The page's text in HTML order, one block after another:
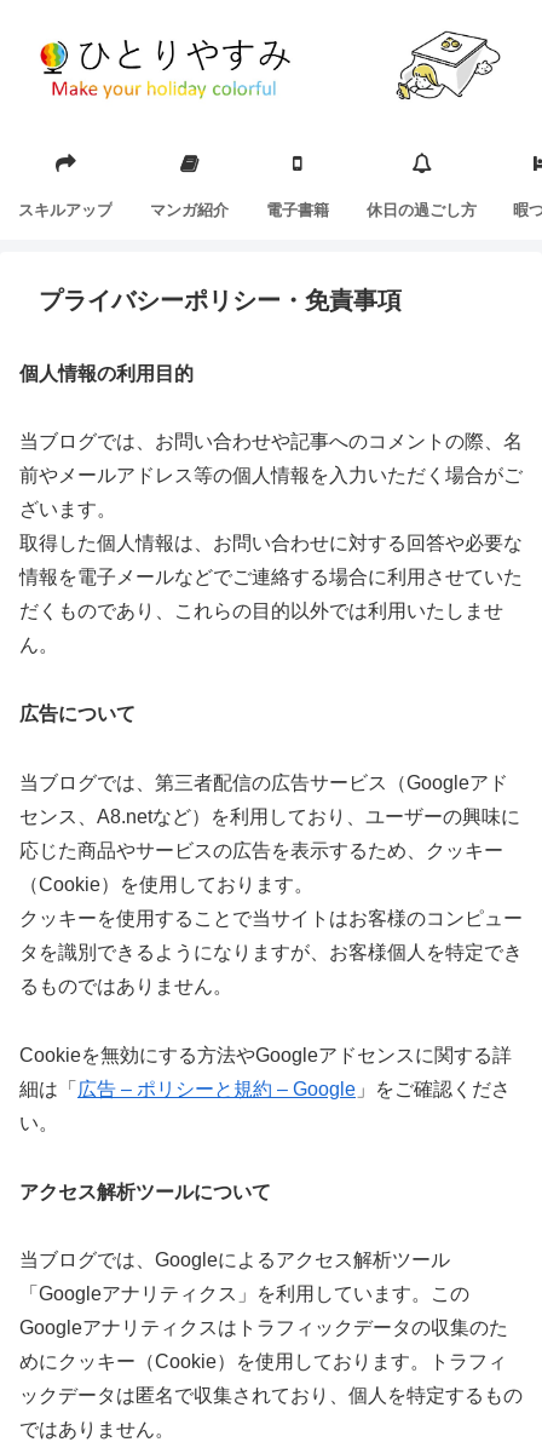
スキルアップ マンガ紹介 電子書籍 休日の過ごし方 暇
プライバシーポリシー・免責事項
個人情報の利用目的
当ブログでは、お問い合わせや記事へのコメントの際、名
前やメールアドレス等の個人情報を入力いただく場合がご
ざいます。
取得した個人情報は、お問い合わせに対する回答や必要な
情報を電子メールなどでご連絡する場合に利用させていた
だくものであり、これらの目的以外では利用いたしませ
ん。
広告について
当ブログでは、第三者配信の広告サービス（Googleアド
センス、A8.netなど）を利用しており、ユーザーの興味に
応じた商品やサービスの広告を表示するため、クッキー
（Cookie）を使用しております。
クッキーを使用することで当サイトはお客様のコンピュー
タを識別できるようになりますが、お客様個人を特定でき
るものではありません。
Cookieを無効にする方法やGoogleアドセンスに関する詳
細は「 広告 – ポリシーと規約 – Google 」をご確認くださ
い。
アクセス解析ツールについて
当ブログでは、Googleによるアクセス解析ツール
「Googleアナリティクス」を利用しています。この
Googleアナリティクスはトラフィックデータの収集のた
めにクッキー（Cookie）を使用しております。トラフィ
ックデータは匿名で収集されており、個人を特定するもの
ではありません。